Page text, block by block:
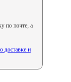
по почте, а
доставке и